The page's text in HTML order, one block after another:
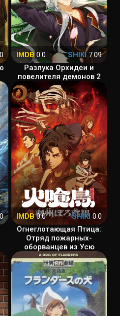
IMDB0.0 SHIKI7.09
Разлука Орхидеи и
повелителя демонов 2
IMDB0.0 SHIKI 0.0
Огнеглотающая Птица:
Отряд пожарных-
оборванцев из Усю